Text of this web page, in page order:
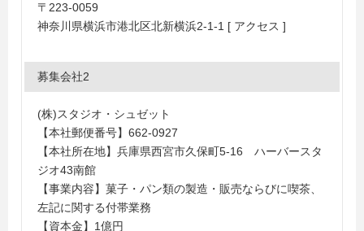
〒223-0059
神奈川県横浜市港北区北新横浜2-1-1 [ アクセス ]
募集会社2
(株)スタジオ・シュゼット
【本社郵便番号】662-0927
【本社所在地】兵庫県西宮市久保町5-16 ハーバースタ
ジオ43南館
【事業内容】菓子・パン類の製造・販売ならびに喫茶、
左記に関する付帯業務
【資本金】1億円